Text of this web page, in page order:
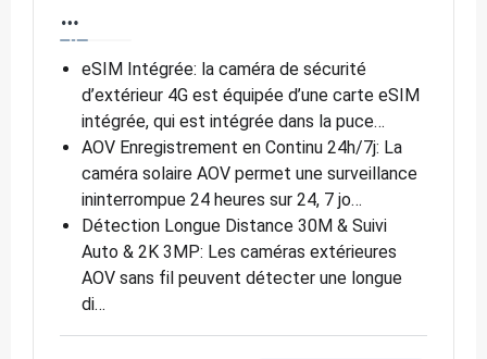
…
eSIM Intégrée: la caméra de sécurité
d’extérieur 4G est équipée d’une carte eSIM
intégrée, qui est intégrée dans la puce…
AOV Enregistrement en Continu 24h/7j: La
caméra solaire AOV permet une surveillance
ininterrompue 24 heures sur 24, 7 jo…
Détection Longue Distance 30M & Suivi
Auto & 2K 3MP: Les caméras extérieures
AOV sans fil peuvent détecter une longue
di…